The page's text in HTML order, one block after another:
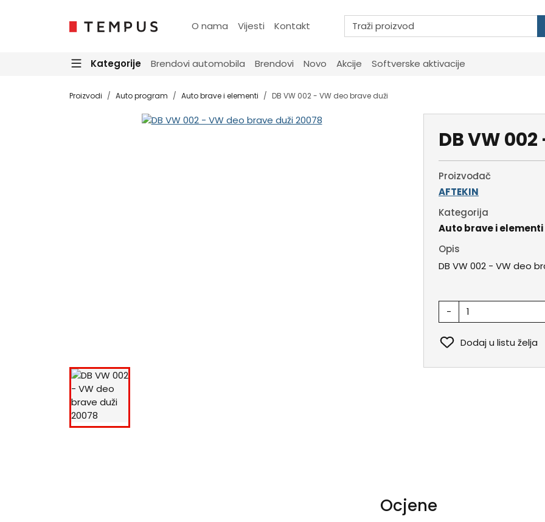
O nama Vijesti Kontakt
Kategorije Brendovi automobila Brendovi Novo Akcije Softverske aktivacije
Proizvodi Auto program Auto brave i elementi DB VW 002 - VW deo brave duži
DB VW
Proizvođač
AFTEKIN
Kategorija
Auto brave i elementi
Opis
DB VW 002 - VW deo
-
Dodaj u listu želja
Ocjene